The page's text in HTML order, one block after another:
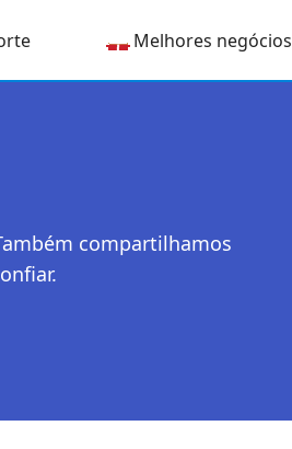
Melhores negócios
compartilhamos